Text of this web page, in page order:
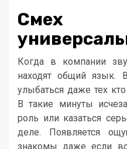
Когда в компании
находят общий язык.
улыбаться даже тех
В такие минуты
роль или казаться
деле. Появляется
знакомы даже если